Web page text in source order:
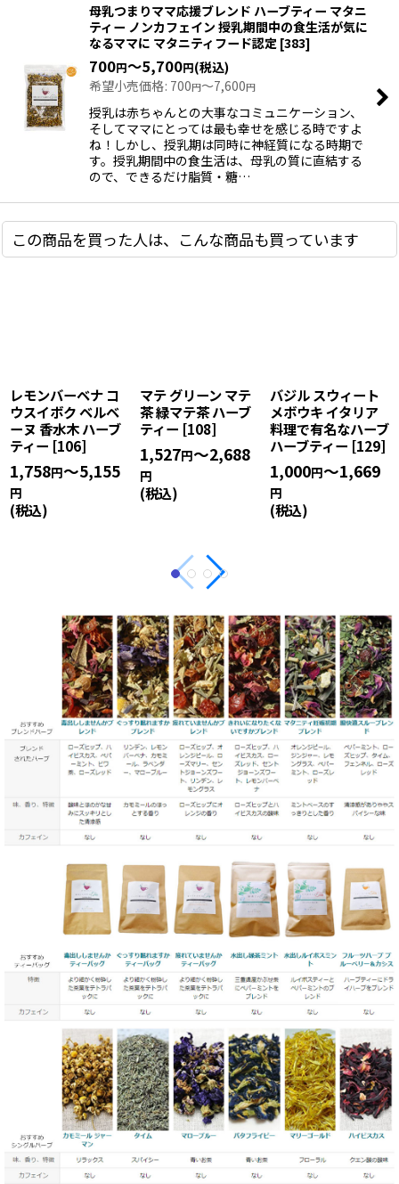
母乳つまりママ応援ブレンド ハーブティー マタニ
ティー ノンカフェイン 授乳期間中の食生活が気に
なるママに マタニティフード認定 [383]
700円～5,700円(税込)
希望小売価格: 700円～7,600円
授乳は赤ちゃんとの大事なコミュニケーション、
そしてママにとっては最も幸せを感じる時ですよ
ね！しかし、授乳期は同時に神経質になる時期で
す。授乳期間中の食生活は、母乳の質に直結する
ので、できるだけ脂質・糖…
この商品を買った人は、こんな商品も買っています
レモンバーベナ コ
ウスイボク ベルベ
ーヌ 香水木 ハーブ
ティー [106]
1,758円～5,155
円
(税込)
マテ グリーン マテ
茶 緑マテ茶 ハーブ
ティー [108]
1,527円～2,688
円
(税込)
バジル スウィート
メボウキ イタリア
料理で有名なハーブ
ハーブティー [129]
1,000円～1,669
円
(税込)